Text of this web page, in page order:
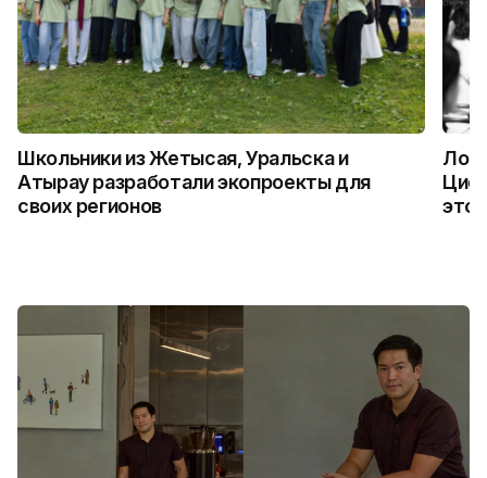
Школьники из Жетысая, Уральска и
Атырау разработали экопроекты для
своих регионов
это